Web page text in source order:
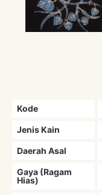
Kode
Jenis Kain
Daerah Asal
Gaya (Ragam
Hias)